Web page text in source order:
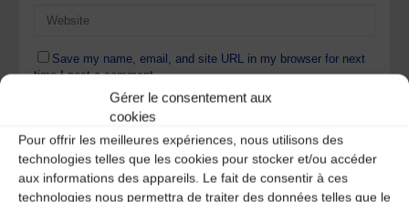
Gérer le consentement aux
cookies
Pour offrir les meilleures expériences, nous utilisons des
technologies telles que les cookies pour stocker et/ou accéder
aux informations des appareils. Le fait de consentir à ces
technologies nous permettra de traiter des données telles que le
Save my name, email, and site URL in my browser for next
time I post a comment.
Ce site utilise Akismet pour réduire les indésirables.En
savoir plus sur la façon dont les données de vos
commentaires sont traitées.